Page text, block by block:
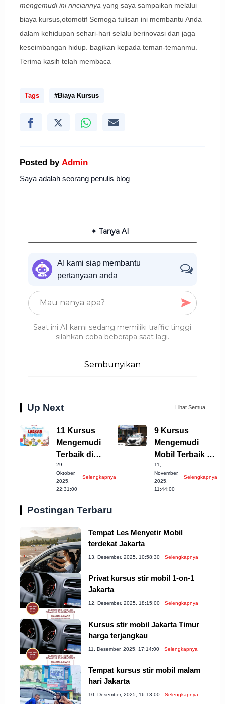
mengemudi ini rinciannya yang saya sampaikan melalui
biaya kursus,otomotif Semoga tulisan ini membantu Anda
dalam kehidupan sehari-hari selalu berinovasi dan jaga
keseimbangan hidup. bagikan kepada teman-temanmu.
Terima kasih telah membaca
Tags #Biaya Kursus
Posted by Admin
Saya adalah seorang penulis blog
✦ Tanya AI
AI kami siap membantu
pertanyaan anda
Saat ini AI kami sedang memiliki traffic tinggi
silahkan coba beberapa saat lagi.
Sembunyikan
Up Next Lihat Semua
11 Kursus
Mengemudi
Terbaik di
Pangkalpinang
untuk Pemula
29,
Oktober,
2025,
22:31:00
Selengkapnya
9 Kursus
Mengemudi
Mobil Terbaik di
Cirebon yang
Wajib Dicoba!
11,
November,
2025,
11:44:00
Selengkapnya
Postingan Terbaru
Tempat Les Menyetir Mobil
terdekat Jakarta
13, Desember, 2025, 10:58:30 Selengkapnya
Privat kursus stir mobil 1-on-1
Jakarta
12, Desember, 2025, 18:15:00 Selengkapnya
Kursus stir mobil Jakarta Timur
harga terjangkau
11, Desember, 2025, 17:14:00 Selengkapnya
Tempat kursus stir mobil malam
hari Jakarta
10, Desember, 2025, 16:13:00 Selengkapnya